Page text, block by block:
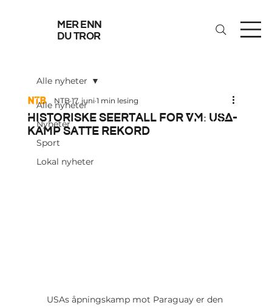
mer enn
du tror
Alle nyheter
Nyheter
Sport
Lokal nyheter
Alle nyheter
Historiske seertall for VM: USA-
kamp satte rekord
NTB 17. juni 1 min lesing
USAs åpningskamp mot Paraguay er den